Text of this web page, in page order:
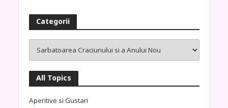
Categorii
All Topics
Aperitive si Gustari